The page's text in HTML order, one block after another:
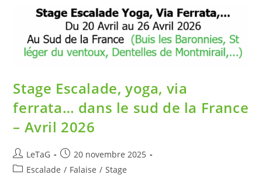
Stage Escalade, yoga, via
ferrata… dans le sud de la France
– Avril 2026
LeTaG
20 novembre 2025
Escalade / Falaise / Stage